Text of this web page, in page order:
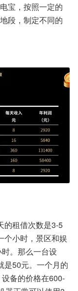
宝，按照一定的
段，制定不同的
的租借次数是3-5
个小时，景区和娱
。那么一台设
是50元。一个月的
备的价格在600-